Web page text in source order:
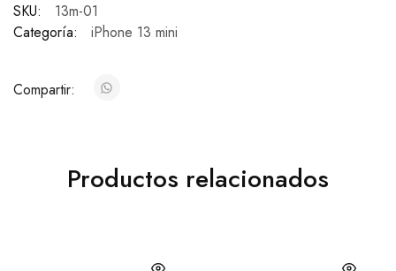
SKU:
13m-01
Categoría:
iPhone 13 mini
Compartir:
Productos relacionados